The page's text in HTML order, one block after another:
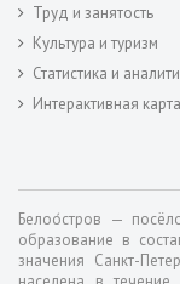
Труд и занятость
Культура и туризм
Статистика и
Интерактивная карта
Белоо́стров —
образование в
значения Санкт-